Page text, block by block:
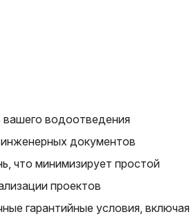
вашего водоотведения
документов
что минимизирует простой
проектов
гарантийные условия, включая